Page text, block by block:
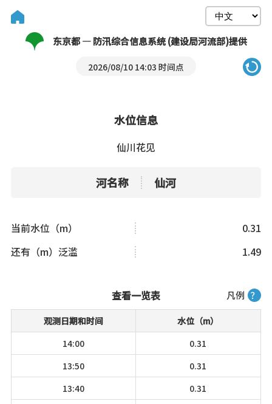
东京都 — 防汛综合信息系统 (建设局河流部)提供
2026/08/10 14:03 时间点
水位信息
仙川花见
河名称 仙河
当前水位（m）
0.31
还有（m）泛滥
1.49
凡例 ？
查看一览表
观测日期和时间
水位（m）
14:00
0.31
13:50
0.31
13:40
0.31